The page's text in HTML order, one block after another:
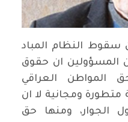
النظام المباد
المسؤولين ان حقوق
المواطن العراقي
ومجانية لا ان
الجوار، ومنها حق